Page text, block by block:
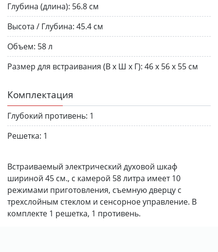
Глубина (длина): 56.8 см
Высота / Глубина: 45.4 см
Объем: 58 л
Размер для встраивания (В х Ш х Г): 46 х 56 х 55 см
Комплектация
Глубокий противень: 1
Решетка: 1
Встраиваемый электрический духовой шкаф
шириной 45 см., с камерой 58 литра имеет 10
режимами приготовления, съемную дверцу с
трехслойным стеклом и сенсорное управление. В
комплекте 1 решетка, 1 противень.